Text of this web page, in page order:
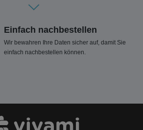
Einfach nachbestellen
Wir bewahren Ihre Daten sicher auf, damit Sie
einfach nachbestellen können.